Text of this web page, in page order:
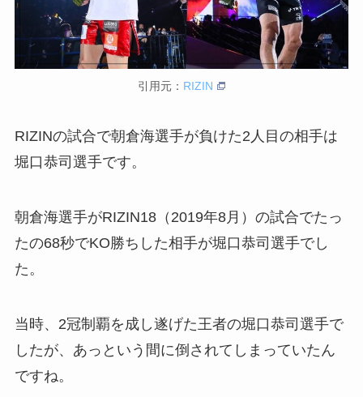
引用元： RIZIN
RIZINの試合で朝倉海選手が負けた2人目の相手は
堀口恭司選手です。
朝倉海選手がRIZIN18（2019年8月）の試合でたっ
たの68秒でKO勝ちした相手が堀口恭司選手でし
た。
当時、2冠制覇を成し遂げた王者の堀口恭司選手で
したが、あっという間に倒されてしまっていたん
ですね。